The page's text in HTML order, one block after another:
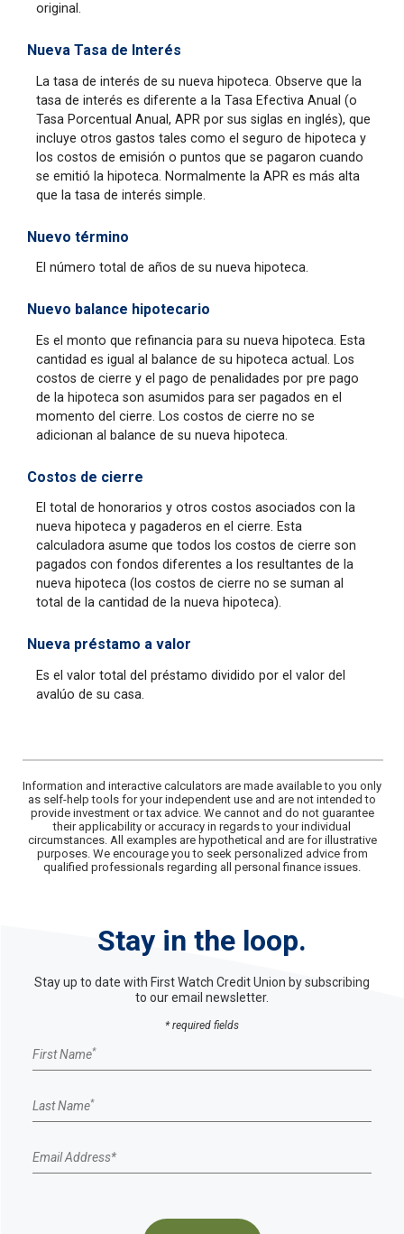
original.
Nueva Tasa de Interés
La tasa de interés de su nueva hipoteca. Observe que la
tasa de interés es diferente a la Tasa Efectiva Anual (o
Tasa Porcentual Anual, APR por sus siglas en inglés), que
incluye otros gastos tales como el seguro de hipoteca y
los costos de emisión o puntos que se pagaron cuando
se emitió la hipoteca. Normalmente la APR es más alta
que la tasa de interés simple.
Nuevo término
El número total de años de su nueva hipoteca.
Nuevo balance hipotecario
Es el monto que refinancia para su nueva hipoteca. Esta
cantidad es igual al balance de su hipoteca actual. Los
costos de cierre y el pago de penalidades por pre pago
de la hipoteca son asumidos para ser pagados en el
momento del cierre. Los costos de cierre no se
adicionan al balance de su nueva hipoteca.
Costos de cierre
El total de honorarios y otros costos asociados con la
nueva hipoteca y pagaderos en el cierre. Esta
calculadora asume que todos los costos de cierre son
pagados con fondos diferentes a los resultantes de la
nueva hipoteca (los costos de cierre no se suman al
total de la cantidad de la nueva hipoteca).
Nueva préstamo a valor
Es el valor total del préstamo dividido por el valor del
avalúo de su casa.
Information and interactive calculators are made available to you only
as self-help tools for your independent use and are not intended to
provide investment or tax advice. We cannot and do not guarantee
their applicability or accuracy in regards to your individual
circumstances. All examples are hypothetical and are for illustrative
purposes. We encourage you to seek personalized advice from
qualified professionals regarding all personal finance issues.
Stay in the loop.
Stay up to date with First Watch Credit Union by subscribing
to our email newsletter.
* required fields
Email Sign up form
First Name*
Last Name*
Email Address*